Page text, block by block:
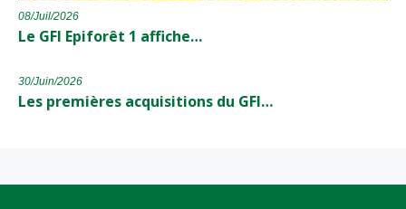
08/Juil/2026
Le GFI Epiforêt 1 affiche…
30/Juin/2026
Les premières acquisitions du GFI…